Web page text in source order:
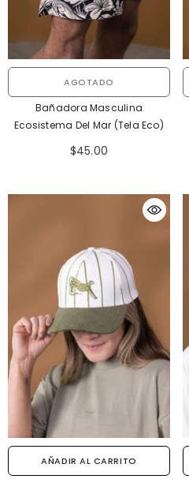
AGOTADO
Bañadora Masculina
Ecosistema Del Mar (Tela Eco)
$45.00
AÑADIR AL CARRITO